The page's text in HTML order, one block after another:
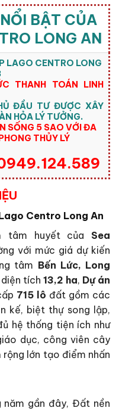
BẬT CỦA
LONG AN
LAGO CENTRO LONG
THANH TOÁN LINH
ĐẦU TƯ ĐƯỢC XÂY
HỎA LÝ TƯỞNG.
SỐNG 5 SAO VỚI ĐA
THỦY LÝ
Centro Long An
tâm huyết của Sea
với mức giá dự kiến
tâm Bến Lức, Long
tích 13,2 ha, Dự án
715 lô đất gồm các
kế, biệt thự song lập,
hệ thống tiện ích như
dục, công viên cây
lớn tạo điểm nhấn
năm gần đây, Đất nền